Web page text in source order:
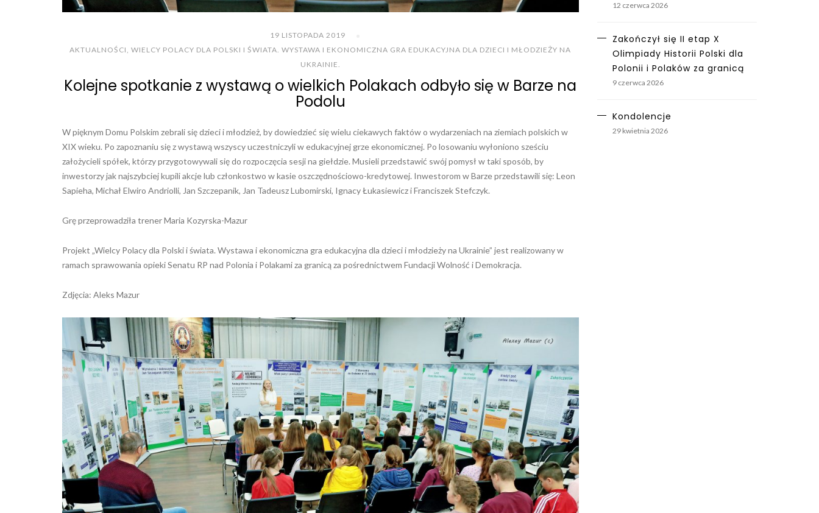
19 LISTOPADA 2019
AKTUALNOŚCI,WIELCY POLACY DLA POLSKI I ŚWIATA. WYSTAWA I EKONOMICZNA GRA EDUKACYJNA DLA DZIECI I MŁODZIEŻY NA
UKRAINIE.
Kolejne spotkanie z wystawą o wielkich Polakach odbyło się w Barze na
Podolu
W pięknym Domu Polskim zebrali się dzieci i młodzież, by dowiedzieć się wielu ciekawych faktów o wydarzeniach na ziemiach polskich w
XIX wieku. Po zapoznaniu się z wystawą wszyscy uczestniczyli w edukacyjnej grze ekonomicznej. Po losowaniu wyłoniono sześciu
założycieli spółek, którzy przygotowywali się do rozpoczęcia sesji na giełdzie. Musieli przedstawić swój pomysł w taki sposób, by
inwestorzy jak najszybciej kupili akcje lub członkostwo w kasie oszczędnościowo-kredytowej. Inwestorom w Barze przedstawili się: Leon
Sapieha, Michał Elwiro Andriolli, Jan Szczepanik, Jan Tadeusz Lubomirski, Ignacy Łukasiewicz i Franciszek Stefczyk.
Grę przeprowadziła trener Maria Kozyrska-Mazur
Projekt „Wielcy Polacy dla Polski i świata. Wystawa i ekonomiczna gra edukacyjna dla dzieci i młodzieży na Ukrainie” jest realizowany w
ramach sprawowania opieki Senatu RP nad Polonia i Polakami za granicą za pośrednictwem Fundacji Wolność i Demokracja.
Zdjęcia: Aleks Mazur
12 czerwca 2026
Zakończył się II etap X
Olimpiady Historii Polski dla
Polonii i Polaków za granicą
9 czerwca 2026
Kondolencje
29 kwietnia 2026